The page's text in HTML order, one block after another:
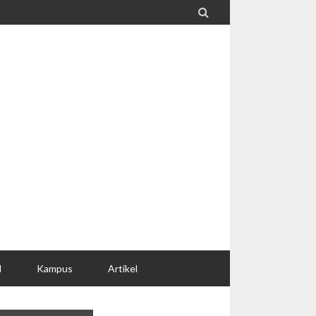

Kampus Artikel